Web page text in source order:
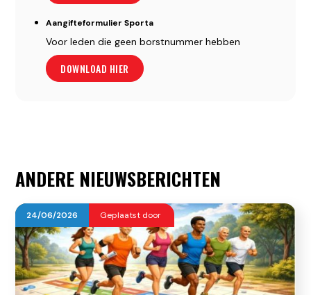
Aangifteformulier Sporta
Voor leden die geen borstnummer hebben
DOWNLOAD HIER
ANDERE NIEUWSBERICHTEN
24/06/2026 Geplaatst door